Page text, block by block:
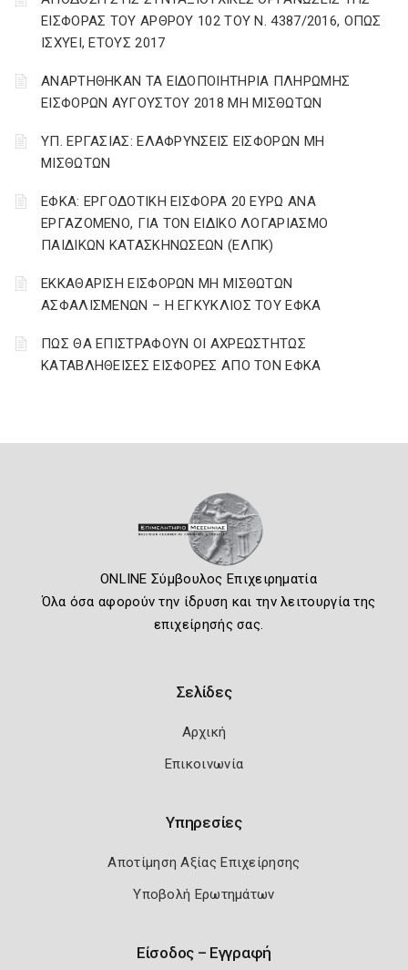
ΕΙΣΦΟΡΑΣ ΤΟΥ ΑΡΘΡΟΥ 102 ΤΟΥ Ν. 4387/2016, ΟΠΩΣ
ΙΣΧΥΕΙ, ΕΤΟΥΣ 2017
ΑΝΑΡΤΗΘΗΚΑΝ ΤΑ ΕΙΔΟΠΟΙΗΤΗΡΙΑ ΠΛΗΡΩΜΗΣ
ΕΙΣΦΟΡΩΝ ΑΥΓΟΥΣΤΟΥ 2018 ΜΗ ΜΙΣΘΩΤΩΝ
ΥΠ. ΕΡΓΑΣΙΑΣ: ΕΛΑΦΡΥΝΣΕΙΣ ΕΙΣΦΟΡΩΝ ΜΗ
ΜΙΣΘΩΤΩΝ
ΕΦΚΑ: ΕΡΓΟΔΟΤΙΚΗ ΕΙΣΦΟΡΑ 20 ΕΥΡΩ ΑΝΑ
ΕΡΓΑΖΟΜΕΝΟ, ΓΙΑ ΤΟΝ ΕΙΔΙΚΟ ΛΟΓΑΡΙΑΣΜΟ
ΠΑΙΔΙΚΩΝ ΚΑΤΑΣΚΗΝΩΣΕΩΝ (ΕΛΠΚ)
ΕΚΚΑΘΑΡΙΣΗ ΕΙΣΦΟΡΩΝ ΜΗ ΜΙΣΘΩΤΩΝ
ΑΣΦΑΛΙΣΜΕΝΩΝ – Η ΕΓΚΥΚΛΙΟΣ ΤΟΥ ΕΦΚΑ
ΠΩΣ ΘΑ ΕΠΙΣΤΡΑΦΟΥΝ ΟΙ ΑΧΡΕΩΣΤΗΤΩΣ
ΚΑΤΑΒΛΗΘΕΙΣΕΣ ΕΙΣΦΟΡΕΣ ΑΠΟ ΤΟΝ ΕΦΚΑ
ONLINE Σύμβουλος Επιχειρηματία
Όλα όσα αφορούν την ίδρυση και την λειτουργία της
επιχείρησής σας.
Σελίδες
Αρχική
Επικοινωνία
Υπηρεσίες
Αποτίμηση Αξίας Επιχείρησης
Υποβολή Ερωτημάτων
Είσοδος – Εγγραφή